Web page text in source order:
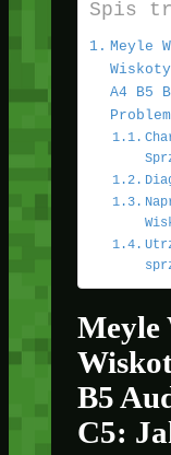
Spis
Meyle
A4 B5
Meyle
B5
C5: